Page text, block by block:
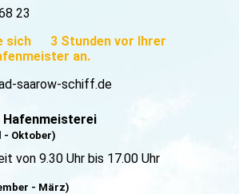
23
sich 3 Stunden vor Ihrer
an.
saarow-schiff.de
- Oktober)
von 9.30 Uhr bis 17.00 Uhr
- März)